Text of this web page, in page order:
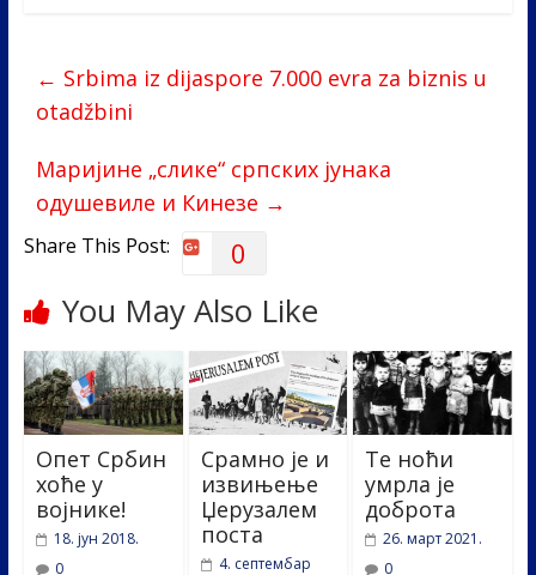
o
o
k
dI
← Srbima iz dijaspore 7.000 evra za biznis u
otadžbini
Маријине „слике“ српских јунака
одушевиле и Кинезе →
Share This Post: 0
You May Also Like
Опет Србин
хоће у
војнике!
18. јун 2018.
0
Срамно је и
извињење
Џерузалeм
поста
4. септембар
Те ноћи
умрла је
доброта
26. март 2021.
0